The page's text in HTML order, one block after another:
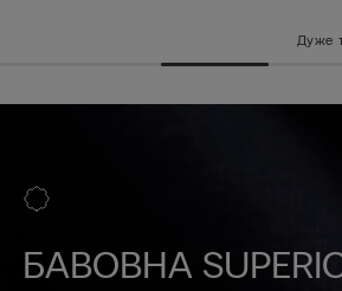
Дуже
БАВОВНА